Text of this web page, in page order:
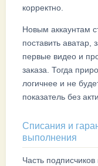
корректно.
Новым аккаунтам
поставить аватар,
первые видео и
заказа. Тогда
логичнее и не
показатель без
Списания и
выполнения
Часть